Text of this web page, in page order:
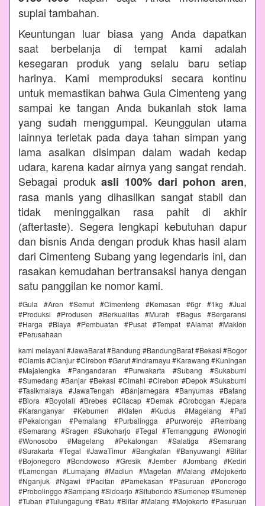
suplai tambahan.
Keuntungan luar biasa yang Anda dapatkan
saat berbelanja di tempat kami adalah
kesegaran produk yang selalu baru setiap
harinya. Kami memproduksi secara kontinu
untuk memastikan bahwa Gula Cimenteng yang
sampai ke tangan Anda bukanlah stok lama
yang sudah menggumpal. Keunggulan utama
lainnya terletak pada daya tahan simpan yang
lama asalkan disimpan dalam wadah kedap
udara, karena kadar airnya yang sangat rendah.
Sebagai produkasli 100% dari pohon aren,
rasa manis yang dihasilkan sangat stabil dan
tidak meninggalkan rasa pahit di akhir
(aftertaste). Segera lengkapi kebutuhan dapur
dan bisnis Anda dengan produk khas hasil alam
dari Cimenteng Subang yang legendaris ini, dan
rasakan kemudahan bertransaksi hanya dengan
satu panggilan ke nomor kami.
#Gula #Aren #Semut #Cimenteng #Kemasan #6gr #1kg #Jual
#Produksi #Produsen #Berkualitas #Murah #Bagus #Bergaransi
#Harga #Biaya #Pembuatan #Pusat #Tempat #Alamat #Maklon
#Perusahaan
kami melayani #JawaBarat #Bandung #BandungBarat #Bekasi #Bogor
#Ciamis #Cianjur #Cirebon #Garut #Indramayu #Karawang #Kuningan
#Majalengka #Pangandaran #Purwakarta #Subang #Sukabumi
#Sumedang #Banjar #Bekasi #Cimahi #Cirebon #Depok #Sukabumi
#Tasikmalaya #JawaTengah #Banjarnegara #Banyumas #Batang
#Blora #Boyolali #Brebes #Cilacap #Demak #Grobogan #Jepara
#Karanganyar #Kebumen #Klaten #Kudus #Magelang #Pati
#Pekalongan #Pemalang #Purbalingga #Purworejo #Rembang
#Semarang #Sragen #Sukoharjo #Tegal #Temanggung #Wonogiri
#Wonosobo #Magelang #Pekalongan #Salatiga #Semarang
#Surakarta #Tegal #JawaTimur #Bangkalan #Banyuwangi #Blitar
#Bojonegoro #Bondowoso #Gresik #Jember #Jombang #Kediri
#Lamongan #Lumajang #Madiun #Magetan #Malang #Mojokerto
#Nganjuk #Ngawi #Pacitan #Pamekasan #Pasuruan #Ponorogo
#Probolinggo #Sampang #Sidoarjo #Situbondo #Sumenep #Sumenep
#Tuban #Tulungagung #Batu #Blitar #Malang #Mojokerto #Pasuruan